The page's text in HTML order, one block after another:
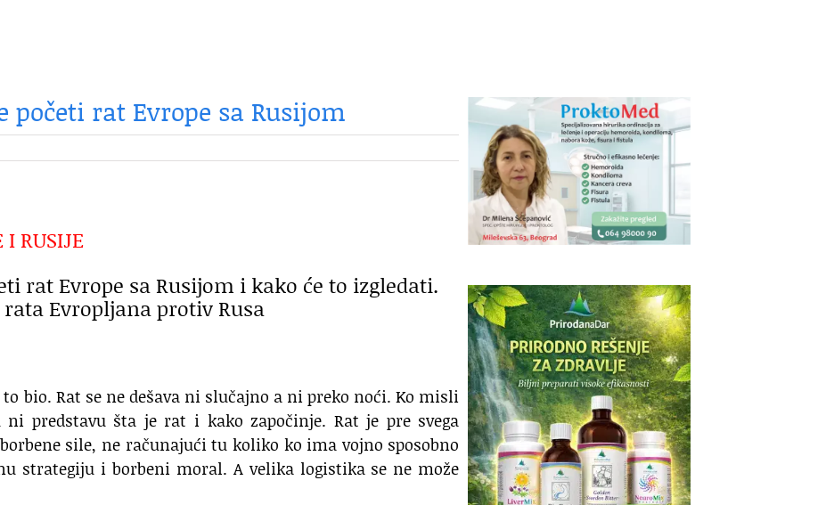
početi rat Evrope sa Rusijom
I RUSIJE
rat Evrope sa Rusijom i kako će to izgledati.
Evropljana protiv Rusa
to bio. Rat se ne dešava ni slučajno a ni preko noći. Ko misli
predstavu šta je rat i kako započinje. Rat je pre svega
sile, ne računajući tu koliko ko ima vojno sposobno
strategiju i borbeni moral. A velika logistika se ne može